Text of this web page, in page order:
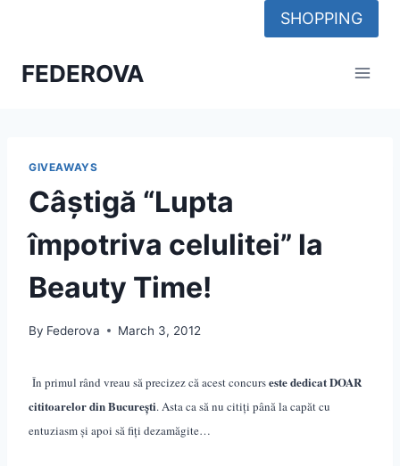
SHOPPING
FEDEROVA
GIVEAWAYS
Câștigă “Lupta
împotriva celulitei” la
Beauty Time!
By Federova March 3, 2012
În primul rând vreau să precizez că acest concurseste dedicat DOAR
cititoarelor din București. Asta ca să nu citiți până la capăt cu
entuziasm și apoi să fiți dezamăgite…